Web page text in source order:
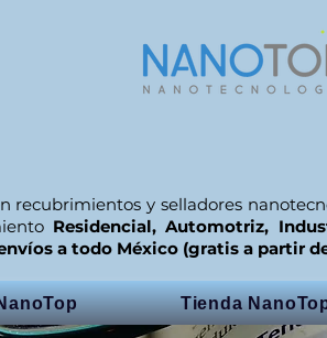
recubrimientos y selladores
Residencial, Automotriz,
a todo México (gratis a partir
Tienda